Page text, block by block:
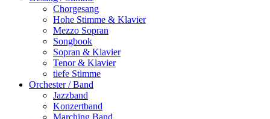
Chorgesang
Hohe Stimme & Klavier
Mezzo Sopran
Songbook
Sopran & Klavier
Tenor & Klavier
tiefe Stimme
Orchester / Band
Jazzband
Konzertband
Marching Band